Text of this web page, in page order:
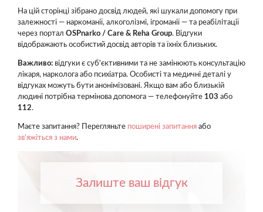
На цій сторінці зібрано досвід людей, які шукали допомогу при
залежності — наркоманії, алкоголізмі, ігроманії — та реабілітації
через портал OSPnarko / Care & Reha Group. Відгуки
відображають особистий досвід авторів та їхніх близьких.
Важливо: відгуки є суб'єктивними та не замінюють консультацію
лікаря, нарколога або психіатра. Особисті та медичні деталі у
відгуках можуть бути анонімізовані. Якщо вам або близькій
людині потрібна термінова допомога — телефонуйте 103 або
112.
Маєте запитання? Перегляньте поширені запитання або
зв'яжіться з нами.
Залиште ваш відгук